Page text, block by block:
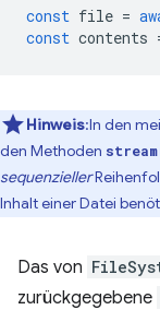
const file =
const contents
Hinweis:In den
den Methoden
sequenzieller
Inhalt einer Datei
Das von
zurückgegebene